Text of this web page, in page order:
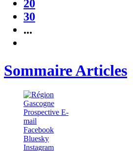
20
30
...
Sommaire Articles